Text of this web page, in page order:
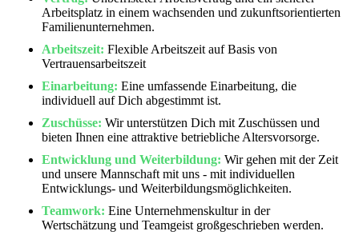
Arbeitsplatz in einem wachsenden und zukunftsorientierten
Familienunternehmen.
Arbeitszeit:Flexible Arbeitszeit auf Basis von
Vertrauensarbeitszeit
Einarbeitung: Eine umfassende Einarbeitung, die
individuell auf Dich abgestimmt ist.
Zuschüsse: Wir unterstützen Dich mit Zuschüssen und
bieten Ihnen eine attraktive betriebliche Altersvorsorge.
Entwicklung und Weiterbildung: Wir gehen mit der Zeit
und unsere Mannschaft mit uns - mit individuellen
Entwicklungs- und Weiterbildungsmöglichkeiten.
Teamwork: Eine Unternehmenskultur in der
Wertschätzung und Teamgeist großgeschrieben werden.